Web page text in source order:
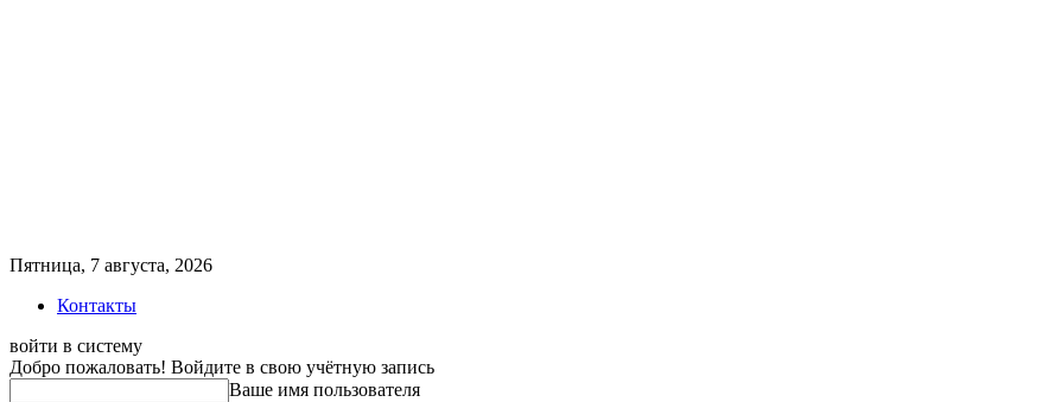
Пятница, 7 августа, 2026
Контакты
войти в систему
Добро пожаловать! Войдите в свою учётную запись
Ваше имя пользователя